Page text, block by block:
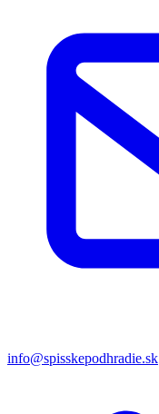
info@spisskepodhradie.sk